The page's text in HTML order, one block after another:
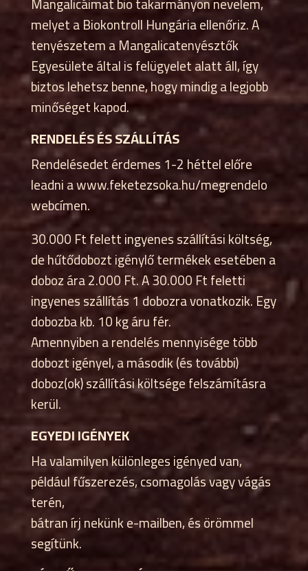
melyet a Biokontroll Hungária ellenőriz. A
tenyészetem a Mangalicatenyésztők
Egyesülete által is felügyelet alatt áll, így
biztos lehetsz benne, hogy mindig a legjobb
minőséget kapod.
RENDELÉS ÉS SZÁLLÍTÁS
Rendelésedet érdemes 1-2 héttel előre
leadni a www.feketezsoka.hu/megrendelo
webcímen.
30.000 Ft felett ingyenes szállítási költség,
de hűtődobozt igénylő termékek esetében a
doboz ára 2.000 Ft. A 30.000 Ft feletti
ingyenes szállítás 1 dobozra vonatkozik. Egy
dobozba kb. 10 kg áru fér.
Amennyiben a rendelés mennyisége több
dobozt igényel, a második (és további)
doboz(ok) szállítási költsége felszámításra
kerül.
EGYEDI IGÉNYEK
Ha valamilyen különleges igényed van,
például fűszerezés, csomagolás vagy vágás
terén,
bátran írj nekünk e-mailben, és örömmel
segítünk.